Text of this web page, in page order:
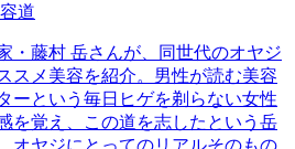
道
・藤村 岳さんが、同世代のオヤジ
スメ美容を紹介。男性が読む美容
ーという毎日ヒゲを剃らない女性
を覚え、この道を志したという岳
オヤジにとってのリアルそのもの